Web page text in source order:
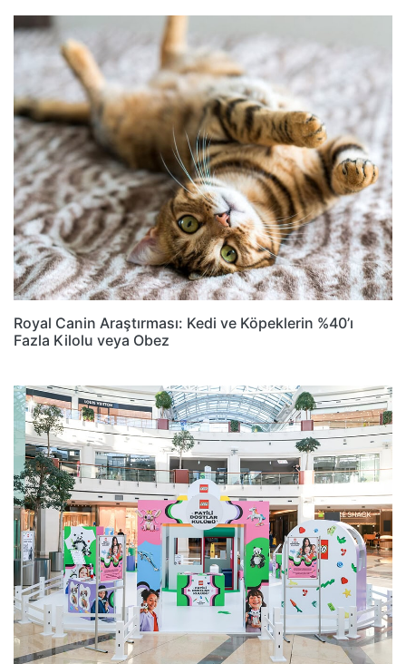
Royal Canin Araştırması: Kedi ve Köpeklerin %40’ı
Fazla Kilolu veya Obez